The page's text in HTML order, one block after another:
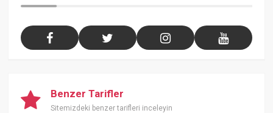
Benzer Tarifler
Sitemizdeki benzer tarifleri inceleyin